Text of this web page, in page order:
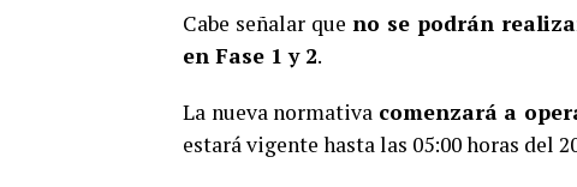
Cabe señalar que no se podrán
en Fase 1 y 2.
La nueva normativa comenzará a
estará vigente hasta las 05:00 horas del